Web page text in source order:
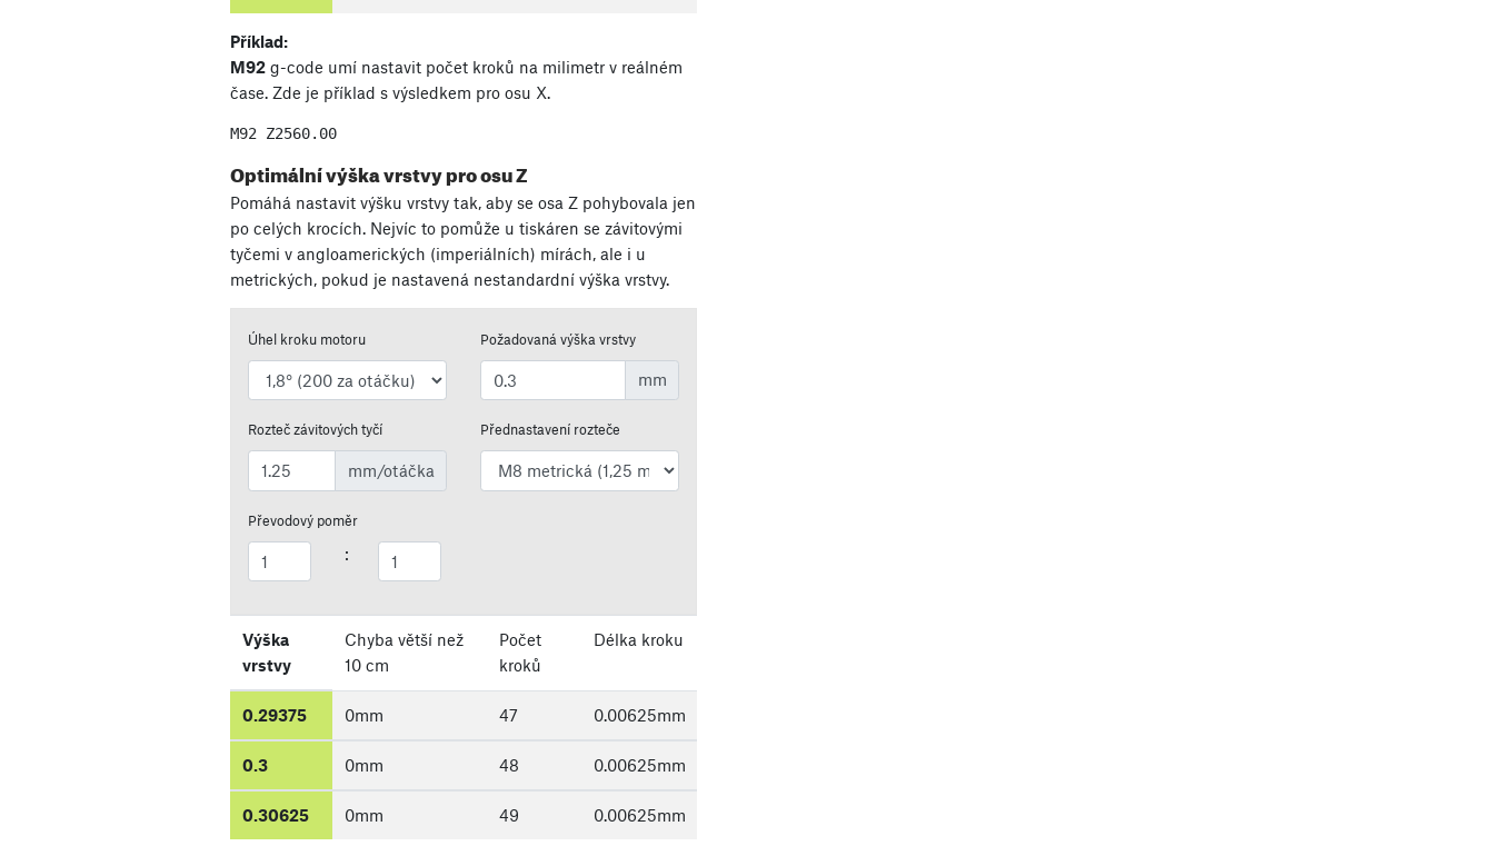
Příklad:
M92 g-code umí nastavit počet kroků na milimetr v reálném
čase. Zde je příklad s výsledkem pro osu X.
M92 Z2560.00
Optimální výška vrstvy pro osu Z
Pomáhá nastavit výšku vrstvy tak, aby se osa Z pohybovala jen
po celých krocích. Nejvíc to pomůže u tiskáren se závitovými
tyčemi v angloamerických (imperiálních) mírách, ale i u
metrických, pokud je nastavená nestandardní výška vrstvy.
Úhel kroku motoru Požadovaná výška vrstvy
mm
Rozteč závitových tyčí
mm/otáčka
Přednastavení rozteče
Převodový poměr
:
Výška
vrstvy
Chyba větší než
10 cm
Počet
kroků
Délka kroku
0.29375 0mm 47 0.00625mm
0.3 0mm 48 0.00625mm
0.30625 0mm 49 0.00625mm